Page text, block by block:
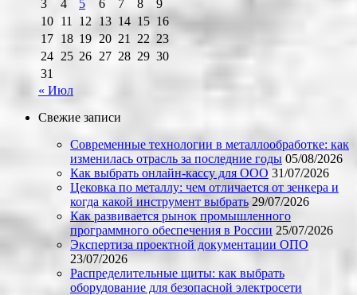
3 4 5 6 7 8
9
10 11 12 13 14 15 16
17 18 19 20 21 22 23
24 25 26 27 28 29 30
31
« Июл
Свежие записи
Современные технологии в металлообработке: как
изменилась отрасль за последние годы 05/08/2026
Как выбрать онлайн-кассу для ООО 31/07/2026
Цековка по металлу: чем отличается от зенкера и
когда какой инструмент выбрать 29/07/2026
Как развивается рынок промышленного
программного обеспечения в России 25/07/2026
Экспертиза проектной документации ОПО
23/07/2026
Распределительные щиты: как выбрать
оборудование для безопасной электросети